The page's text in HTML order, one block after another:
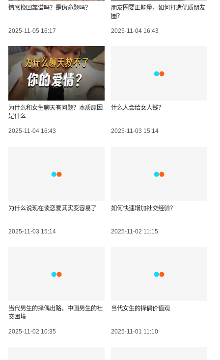
情感挽回靠谱吗？是伪命题吗？
2025-11-05 16:17
朋友圈要正能量，如何打造优质朋友
圈？
2025-11-04 16:43
为什么和女生聊天有问题？本质原因
是什么
2025-11-04 16:43
什么人会给女人钱？
2025-11-03 15:14
为什么说现在谈恋爱其实变容易了
2025-11-03 15:14
如何快速增加社交经验？
2025-11-02 11:15
当代男生的择偶出路，中国男生的社
交困境
2025-11-02 10:35
当代女生的择偶价值观
2025-11-01 11:10